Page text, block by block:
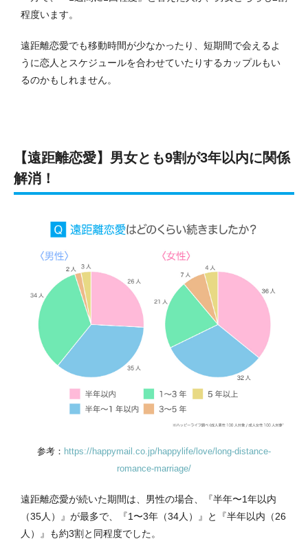
程度います。
遠距離恋愛でも移動時間が少なかったり、短期間で会えるよ
うに恋人とスケジュールを合わせていたりするカップルもい
るのかもしれません。
【遠距離恋愛】男女とも9割が3年以内に関係
解消！
参考： https://happymail.co.jp/happylife/love/long-distance-
romance-marriage/
遠距離恋愛が続いた期間は、男性の場合、『半年〜1年以内
（35人）』が最多で、『1〜3年（34人）』と『半年以内（26
人）』も約3割と同程度でした。